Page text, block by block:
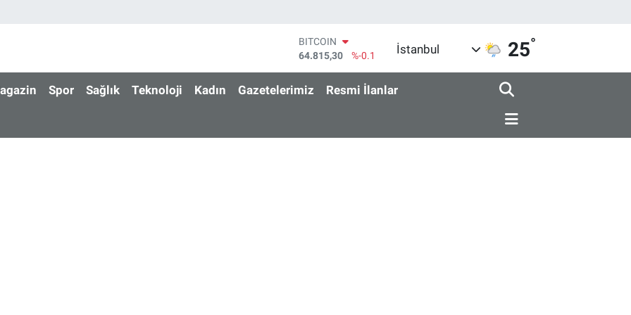
BITCOIN
64.815,30
%-0.1
47,7436
%0.18
EURO
64,4811
%0.38
İstanbul 25°
Spor Sağlık Teknoloji Kadın Gazetelerimiz Resmi İlanlar